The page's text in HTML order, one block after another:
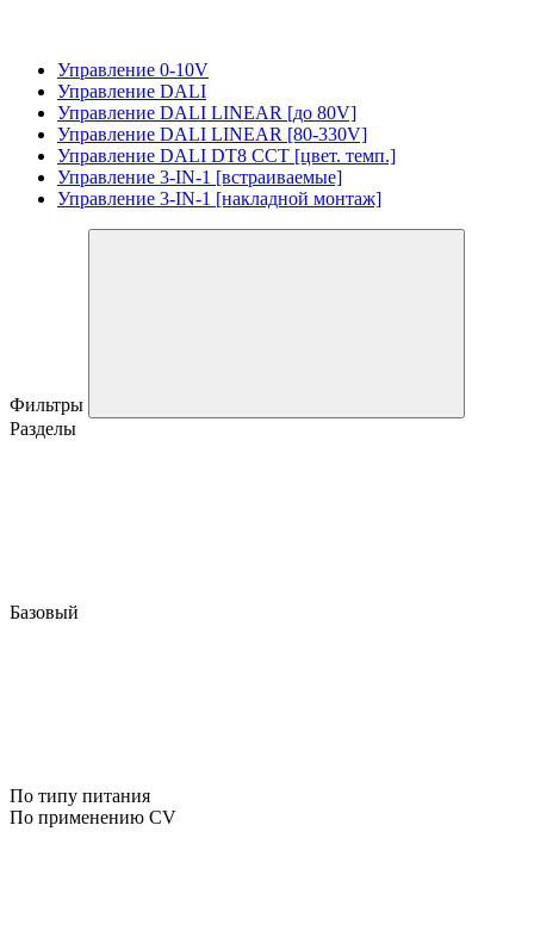
Управление 0-10V
Управление DALI
Управление DALI LINEAR [до 80V]
Управление DALI LINEAR [80-330V]
Управление DALI DT8 CCT [цвет. темп.]
Управление 3-IN-1 [встраиваемые]
Управление 3-IN-1 [накладной монтаж]
Фильтры
Разделы
Базовый
По типу питания
По применению CV